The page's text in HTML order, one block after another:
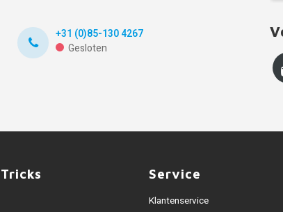
+31 (0)85-130 4267
Gesloten
Service
Klantenservice